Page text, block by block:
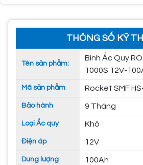
THÔNG SỐ KỸ
Tên sản phẩm:
Bình Ắc Quy
1000S 12V-
Mã sản phẩm Rocket SMF
Bảo hành 9 Tháng
Loại Ắc quy Khô
Điện áp 12V
Dung lượng 100Ah